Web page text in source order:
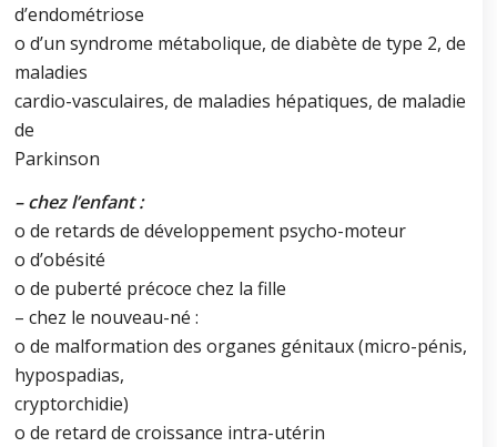
d’endométriose
o d’un syndrome métabolique, de diabète de type 2, de
maladies
cardio-vasculaires, de maladies hépatiques, de maladie
de
Parkinson
– chez l’enfant :
o de retards de développement psycho-moteur
o d’obésité
o de puberté précoce chez la fille
– chez le nouveau-né :
o de malformation des organes génitaux (micro-pénis,
hypospadias,
cryptorchidie)
o de retard de croissance intra-utérin